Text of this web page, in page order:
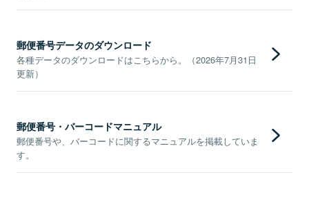
郵便番号データのダウンロード
各種データのダウンロードはこちらから。（2026年7月31日
更新）
郵便番号・バーコードマニュアル
郵便番号や、バーコードに関するマニュアルを掲載していま
す。